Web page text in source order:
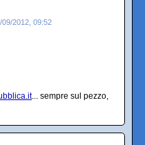
09/2012, 09:52
... sempre sul pezzo,